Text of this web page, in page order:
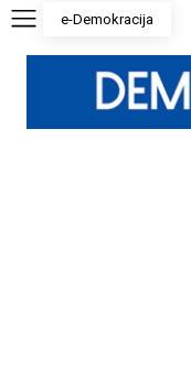
e-Demokracija